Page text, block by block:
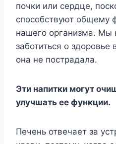
почки или сердце,
способствуют общему
нашего организма. Мы
заботиться о
она не пострадала.
Эти напитки могут
улучшать ее функции.
Печень отвечает за